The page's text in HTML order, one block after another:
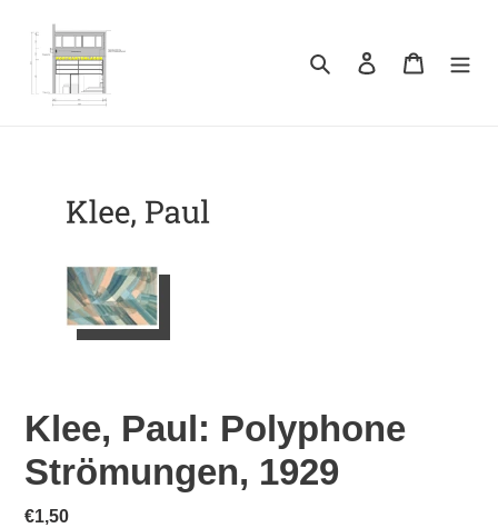
Inhalt
Suchen Einloggen
Klee, Paul: Polyphone
Strömungen, 1929
Normaler
€1,50